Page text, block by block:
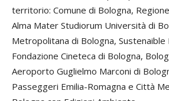
territorio: Comune di Bologna,
Alma Mater Studiorum Università di
Metropolitana di Bologna,
Fondazione Cineteca di Bologna,
Aeroporto Guglielmo Marconi di
Passeggeri Emilia-Romagna e Città